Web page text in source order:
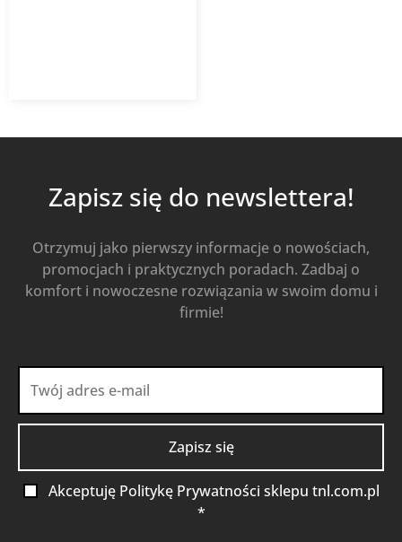
Zapisz się do newslettera!
Otrzymuj jako pierwszy informacje o nowościach,
promocjach i praktycznych poradach. Zadbaj o
komfort i nowoczesne rozwiązania w swoim domu i
firmie!
Akceptuję Politykę Prywatności sklepu tnl.com.pl
*